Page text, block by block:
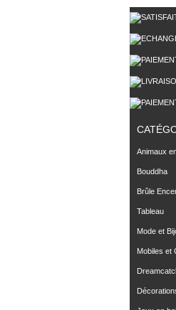
Animaux
Bouddha
Brûle
Tableau
Mode et
Mobiles et